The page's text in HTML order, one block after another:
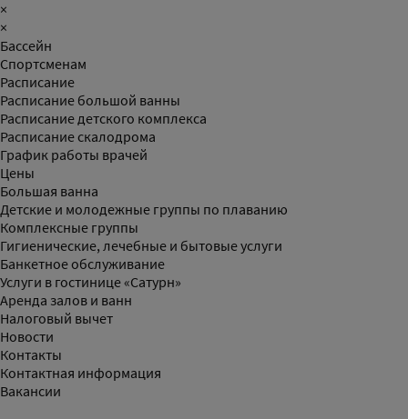
×
×
Бассейн
Спортсменам
Расписание
Расписание большой ванны
Расписание детского комплекса
Расписание скалодрома
График работы врачей
Цены
Большая ванна
Детские и молодежные группы по плаванию
Комплексные группы
Гигиенические, лечебные и бытовые услуги
Банкетное обслуживание
Услуги в гостинице «Сатурн»
Аренда залов и ванн
Налоговый вычет
Новости
Контакты
Контактная информация
Вакансии